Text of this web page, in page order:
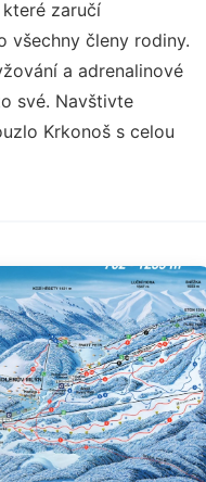
zaručí
všechny členy rodiny.
a adrenalinové
své. Navštivte
Krkonoš s celou